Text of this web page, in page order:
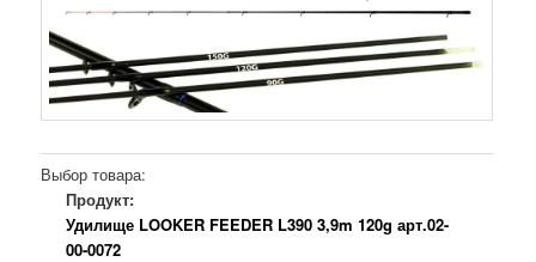
Выбор товара:
Продукт:
Удилище LOOKER FEEDER L390 3,9m 120g арт.02-
00-0072